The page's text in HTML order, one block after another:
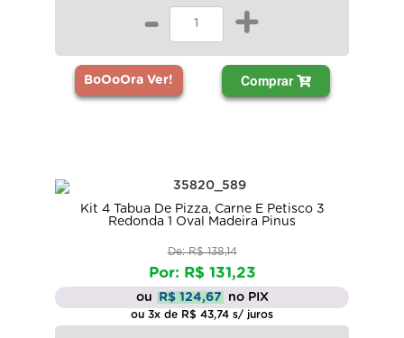
- +
BoOoOra Ver! Comprar
Kit 4 Tabua De Pizza, Carne E Petisco 3
Redonda 1 Oval Madeira Pinus
De: R$ 138,14
Por: R$ 131,23
ou R$ 124,67 no PIX
ou 3x de R$ 43,74 s/ juros